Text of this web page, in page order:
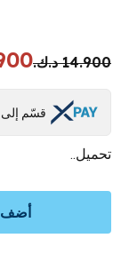
14.900 د.ك.
قسّم إلى 4 دفعات شهرية
تحميل..
أضف